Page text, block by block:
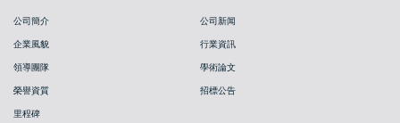
公司簡介
企業風貌
領導團隊
榮譽資質
里程碑
公司新闻
行業資訊
學術論文
招標公告